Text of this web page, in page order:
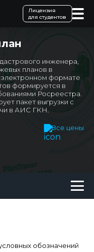
Лицензия
для студентов
инженера,
планов в
формате
формируется в
Росреестра.
пакет выгрузки с
в АИС ГКН.
Все цены
обозначений